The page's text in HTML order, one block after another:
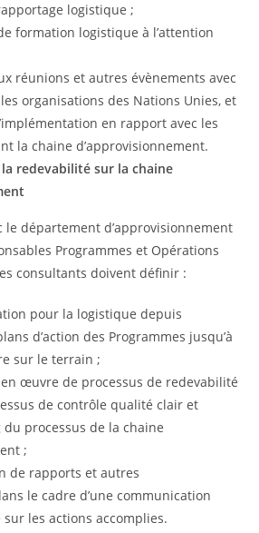
logistique ;
formation logistique à l’attention
réunions et autres évènements avec
organisations des Nations Unies, et
en rapport avec les
la chaine d’approvisionnement.
redevabilité sur la chaine
le département d’approvisionnement
Programmes et Opérations
consultants doivent définir :
pour la logistique depuis
d’action des Programmes jusqu’à
sur le terrain ;
œuvre de processus de redevabilité
de contrôle qualité clair et
processus de la chaine
;
de rapports et autres
le cadre d’une communication
les actions accomplies.